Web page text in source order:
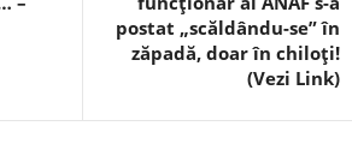
postat „scăldându-se” în
zăpadă, doar în chiloți!
(Vezi Link)